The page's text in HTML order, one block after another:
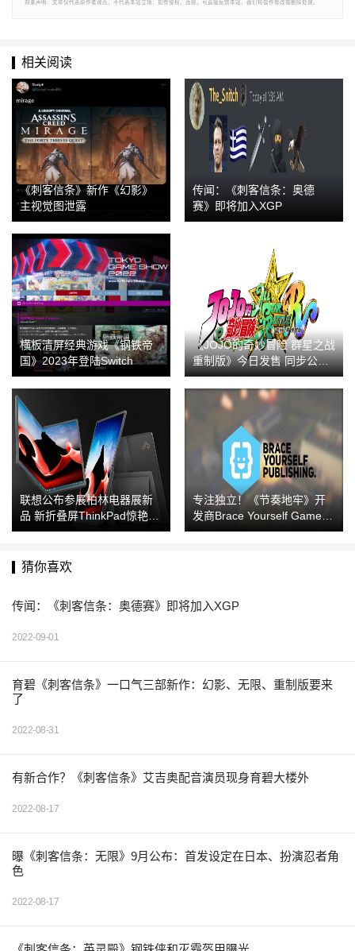
郑重声明：文章仅代表原作者观点，不代表本站立场；如有侵权、违规，可直接反馈本站，我们将会作修改或删除处理。
相关阅读
《刺客信条》新作《幻影》
主视觉图泄露
传闻：《刺客信条：奥德
赛》即将加入XGP
横板清屏经典游戏《钢铁帝
国》2023年登陆Switch
《JOJO的奇妙冒险 群星之战
重制版》今日发售 同步公开
体验版信息
联想公布参展柏林电器展新
品 新折叠屏ThinkPad惊艳无
比
专注独立！《节奏地牢》开
发商Brace Yourself Games
成立游戏发行部门
猜你喜欢
传闻：《刺客信条：奥德赛》即将加入XGP
2022-09-01
育碧《刺客信条》一口气三部新作：幻影、无限、重制版要来
了
2022-08-31
有新合作？《刺客信条》艾吉奥配音演员现身育碧大楼外
2022-08-17
曝《刺客信条：无限》9月公布：首发设定在日本、扮演忍者角
色
2022-08-17